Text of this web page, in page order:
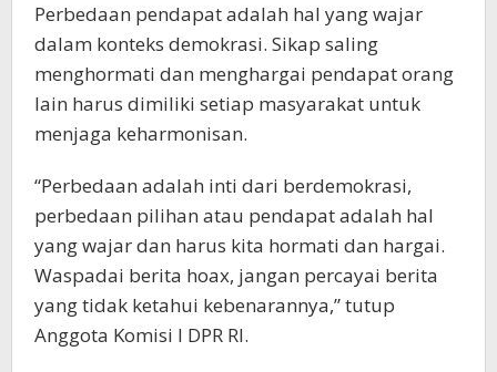
Perbedaan pendapat adalah hal yang wajar
dalam konteks demokrasi. Sikap saling
menghormati dan menghargai pendapat orang
lain harus dimiliki setiap masyarakat untuk
menjaga keharmonisan.
“Perbedaan adalah inti dari berdemokrasi,
perbedaan pilihan atau pendapat adalah hal
yang wajar dan harus kita hormati dan hargai.
Waspadai berita hoax, jangan percayai berita
yang tidak ketahui kebenarannya,” tutup
Anggota Komisi I DPR RI.